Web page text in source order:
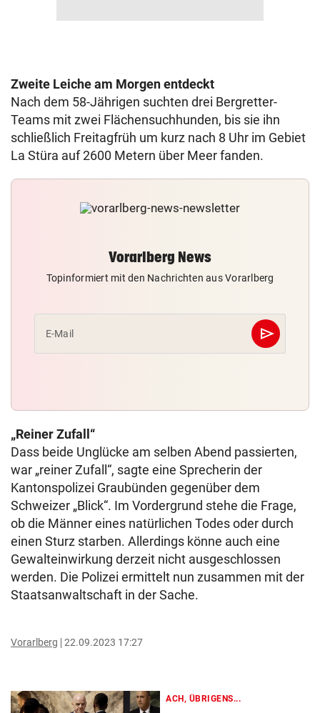
Zweite Leiche am Morgen entdeckt
Nach dem 58-Jährigen suchten drei Bergretter-
Teams mit zwei Flächensuchhunden, bis sie ihn
schließlich Freitagfrüh um kurz nach 8 Uhr im Gebiet
La Stüra auf 2600 Metern über Meer fanden.
Vorarlberg News
Topinformiert mit den Nachrichten aus Vorarlberg
E-Mail send
Abschicken
„Reiner Zufall“
Dass beide Unglücke am selben Abend passierten,
war „reiner Zufall“, sagte eine Sprecherin der
Kantonspolizei Graubünden gegenüber dem
Schweizer „Blick“. Im Vordergrund stehe die Frage,
ob die Männer eines natürlichen Todes oder durch
einen Sturz starben. Allerdings könne auch eine
Gewalteinwirkung derzeit nicht ausgeschlossen
werden. Die Polizei ermittelt nun zusammen mit der
Staatsanwaltschaft in der Sache.
Vorarlberg 22.09.2023 17:27
ACH, ÜBRIGENS...